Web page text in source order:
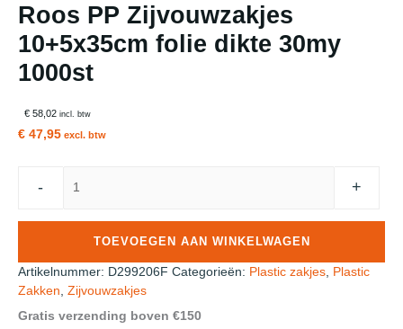
Roos PP Zijvouwzakjes
10+5x35cm folie dikte 30my
1000st
€ 58,02incl. btw
€ 47,95 excl. btw
-
dikte
30my
+
TOEVOEGEN AAN WINKELWAGEN
Artikelnummer: D299206F Categorieën: Plastic zakjes, Plastic
Zakken, Zijvouwzakjes
Gratis verzending boven €150